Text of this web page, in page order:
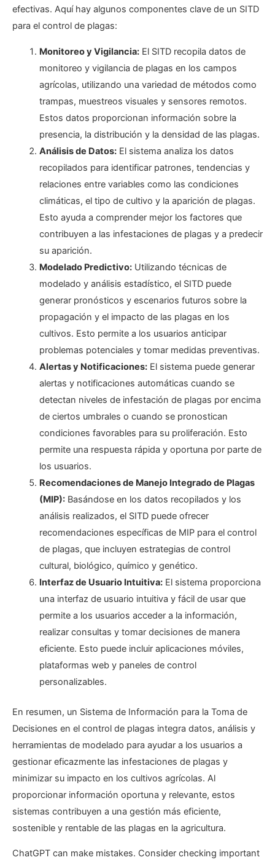
efectivas. Aquí hay algunos componentes clave de un SITD
para el control de plagas:
Monitoreo y Vigilancia:El SITD recopila datos de
monitoreo y vigilancia de plagas en los campos
agrícolas, utilizando una variedad de métodos como
trampas, muestreos visuales y sensores remotos.
Estos datos proporcionan información sobre la
presencia, la distribución y la densidad de las plagas.
Análisis de Datos:El sistema analiza los datos
recopilados para identificar patrones, tendencias y
relaciones entre variables como las condiciones
climáticas, el tipo de cultivo y la aparición de plagas.
Esto ayuda a comprender mejor los factores que
contribuyen a las infestaciones de plagas y a predecir
su aparición.
Modelado Predictivo:Utilizando técnicas de
modelado y análisis estadístico, el SITD puede
generar pronósticos y escenarios futuros sobre la
propagación y el impacto de las plagas en los
cultivos. Esto permite a los usuarios anticipar
problemas potenciales y tomar medidas preventivas.
Alertas y Notificaciones:El sistema puede generar
alertas y notificaciones automáticas cuando se
detectan niveles de infestación de plagas por encima
de ciertos umbrales o cuando se pronostican
condiciones favorables para su proliferación. Esto
permite una respuesta rápida y oportuna por parte de
los usuarios.
Recomendaciones de Manejo Integrado de Plagas
(MIP):Basándose en los datos recopilados y los
análisis realizados, el SITD puede ofrecer
recomendaciones específicas de MIP para el control
de plagas, que incluyen estrategias de control
cultural, biológico, químico y genético.
Interfaz de Usuario Intuitiva:El sistema proporciona
una interfaz de usuario intuitiva y fácil de usar que
permite a los usuarios acceder a la información,
realizar consultas y tomar decisiones de manera
eficiente. Esto puede incluir aplicaciones móviles,
plataformas web y paneles de control
personalizables.
En resumen, un Sistema de Información para la Toma de
Decisiones en el control de plagas integra datos, análisis y
herramientas de modelado para ayudar a los usuarios a
gestionar eficazmente las infestaciones de plagas y
minimizar su impacto en los cultivos agrícolas. Al
proporcionar información oportuna y relevante, estos
sistemas contribuyen a una gestión más eficiente,
sostenible y rentable de las plagas en la agricultura.
ChatGPT can make mistakes. Consider checking important